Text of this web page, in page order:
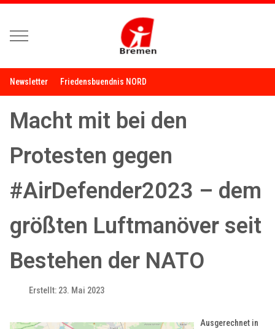
Mobile Menu Toggle
Newsletter Friedensbuendnis NORD
Macht mit bei den
Protesten gegen
#AirDefender2023 – dem
größten Luftmanöver seit
Bestehen der NATO
Erstellt: 23. Mai 2023
Ausgerechnet in